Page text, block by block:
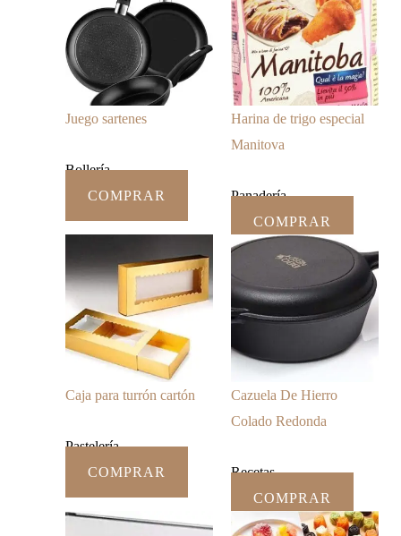
Juego sartenes
Bollería
COMPRAR
Harina de trigo especial
Manitova
Panadería
COMPRAR
Caja para turrón cartón
Pastelería
COMPRAR
Cazuela De Hierro
Colado Redonda
Recetas
COMPRAR